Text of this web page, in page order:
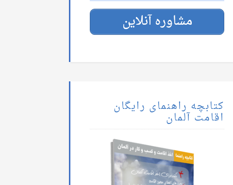
مشاوره آنلاین
کتابچه راهنمای رایگان
اقامت آلمان